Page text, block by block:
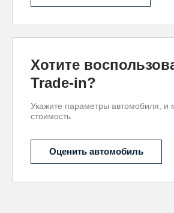
Хотите
Trade-in?
Укажите параметры автомобиля,
стоимость
Оценить автомобиль